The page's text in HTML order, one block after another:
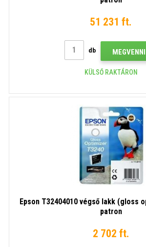
51 231 ft.
db MEGVENNI
KÜLSŐ RAKTÁRON
Epson T32404010 végső lakk (gloss
patron
2 702 ft.